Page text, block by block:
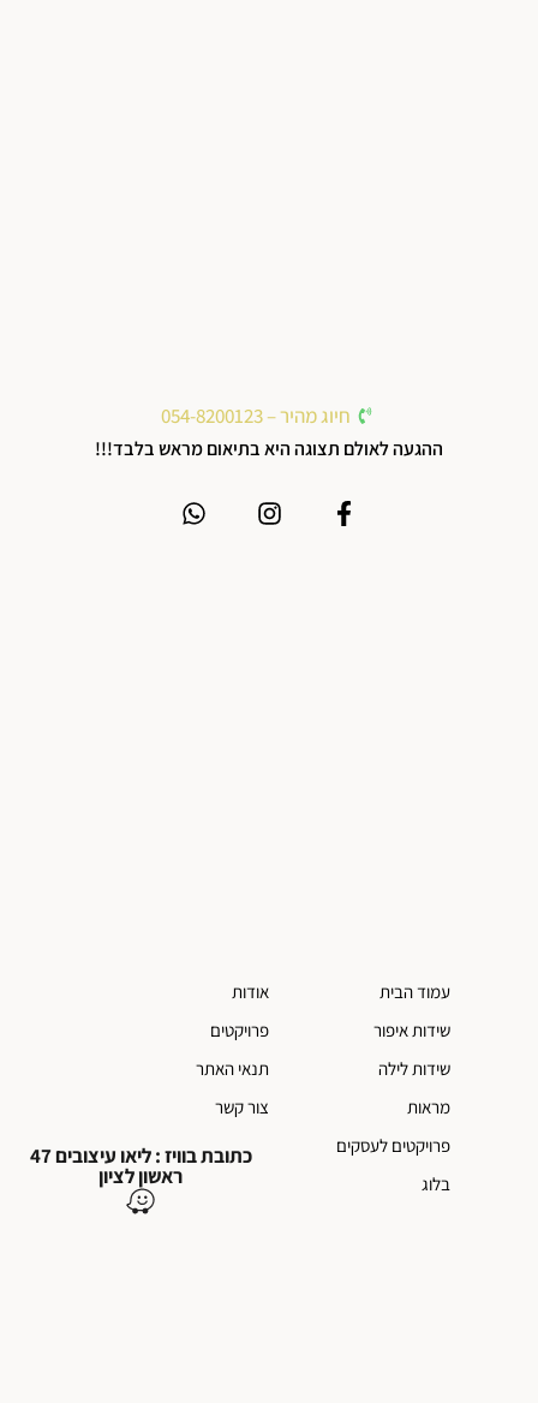
חיוג מהיר – 054-8200123
ההגעה לאולם תצוגה היא בתיאום מראש בלבד!!!
עמוד הבית
שידות איפור
שידות לילה
מראות
פרויקטים לעסקים
בלוג
אודות
פרויקטים
תנאי האתר
צור קשר
כתובת בוויז : ליאו עיצובים 47
ראשון לציון